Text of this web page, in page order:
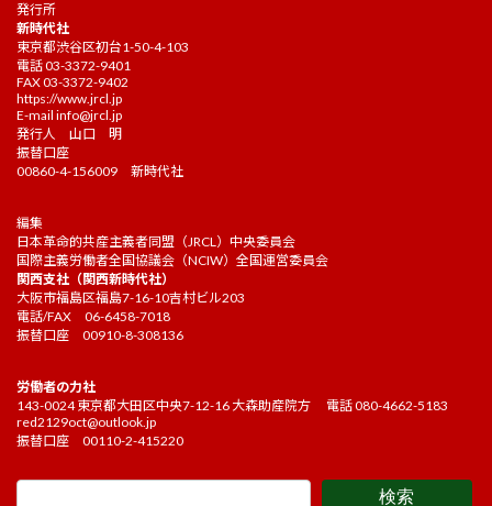
発行所
新時代社
東京都渋谷区初台1-50-4-103
電話 03-3372-9401
FAX 03-3372-9402
https://www.jrcl.jp
E-mail info@jrcl.jp
発行人 山口 明
振替口座
00860-4-156009 新時代社
編集
日本革命的共産主義者同盟（JRCL）中央委員会
国際主義労働者全国協議会（NCIW）全国運営委員会
関西支社（関西新時代社）
大阪市福島区福島7-16-10吉村ビル203
電話/FAX 06-6458-7018
振替口座 00910-8-308136
労働者の力社
143-0024 東京都大田区中央7-12-16 大森助産院方 電話 080-4662-5183
red2129oct@outlook.jp
振替口座 00110-2-415220
検索